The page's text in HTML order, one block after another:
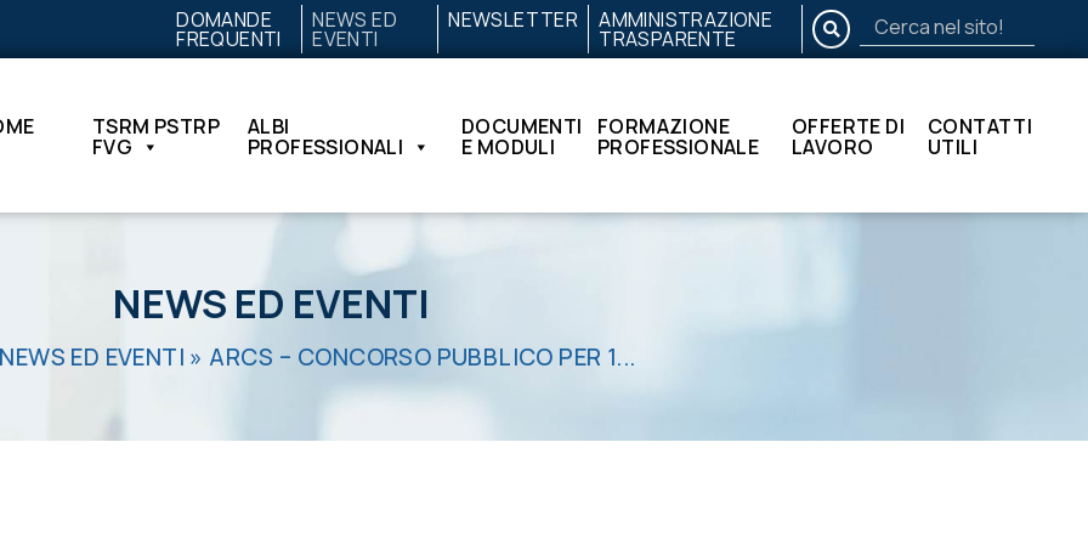
DOMANDE
FREQUENTI
NEWS ED
EVENTI
NEWSLETTER AMMINISTRAZIONE
TRASPARENTE
Cerca
TSRM PSTRP
FVG
ALBI
PROFESSIONALI
DOCUMENTI
E MODULI
FORMAZIONE
PROFESSIONALE
OFFERTE DI
LAVORO
CONTATTI
UTILI
NEWS ED EVENTI
NEWS ED EVENTI » ARCS – CONCORSO PUBBLICO PER 1...